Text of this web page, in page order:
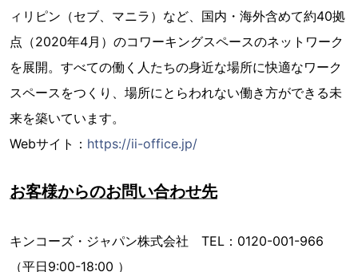
ィリピン（セブ、マニラ）など、国内・海外含めて約40拠
点（2020年4月）のコワーキングスペースのネットワーク
を展開。すべての働く人たちの身近な場所に快適なワーク
スペースをつくり、場所にとらわれない働き方ができる未
来を築いています。
Webサイト： https://ii-office.jp/
お客様からのお問い合わせ先
キンコーズ・ジャパン株式会社 TEL：0120-001-966
（平日9:00-18:00 ）